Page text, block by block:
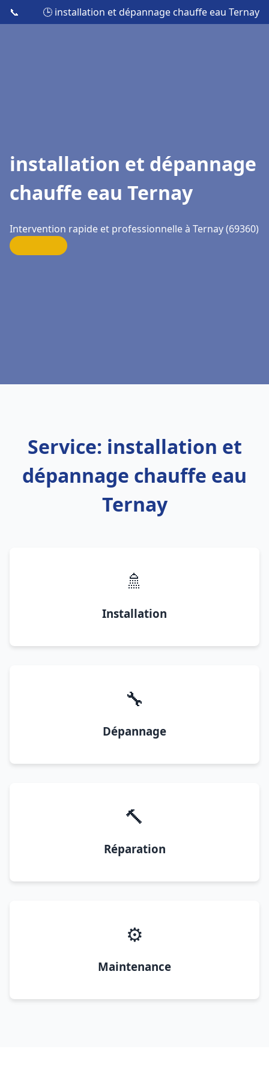
📞 🕒 installation et dépannage chauffe eau Ternay
installation et dépannage
chauffe eau Ternay
Intervention rapide et professionnelle à Ternay (69360)
Service: installation et
dépannage chauffe eau
Ternay
🚿
Installation
🔧
Dépannage
🔨
Réparation
⚙️
Maintenance